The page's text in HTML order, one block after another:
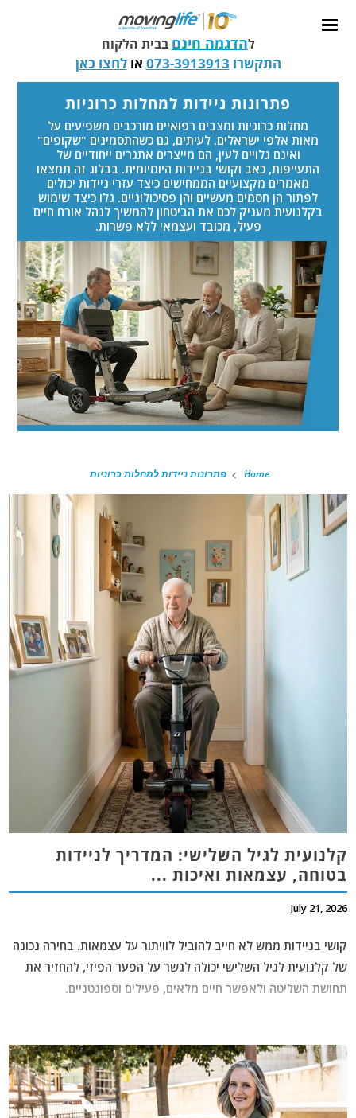
להדגמה חינם בבית הלקוח
התקשרו 073-3913913 או לחצו כאן
פתרונות ניידות למחלות כרוניות
מחלות כרוניות ומצבים רפואיים מורכבים משפיעים על
מאות אלפי ישראלים. לעיתים, גם כשהתסמינים "שקופים"
ואינם גלויים לעין, הם מייצרים אתגרים ייחודיים של
התעייפות, כאב וקושי בניידות היומיומית. בבלוג זה תמצאו
מאמרים מקצועיים הממחישים כיצד עזרי ניידות יכולים
לפתור הן חסמים מעשיים והן פסיכולוגיים. גלו כיצד שימוש
בקלנועית מעניק לכם את הביטחון להמשיך לנהל אורח חיים
פעיל, מכובד ועצמאי ללא פשרות.
Home פתרונות ניידות למחלות כרוניות
קלנועית לגיל השלישי: המדריך לניידות
בטוחה, עצמאות ואיכות ...
July 21, 2026
קושי בניידות ממש לא חייב להוביל לוויתור על עצמאות. בחירה נכונה
של קלנועית לגיל השלישי יכולה לגשר על הפער הפיזי, להחזיר את
תחושת השליטה ולאפשר חיים מלאים, פעילים וספונטניים.